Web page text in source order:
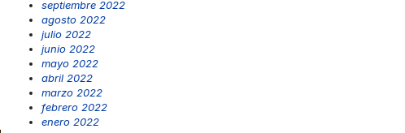
septiembre 2022
agosto 2022
julio 2022
junio 2022
mayo 2022
abril 2022
marzo 2022
febrero 2022
enero 2022